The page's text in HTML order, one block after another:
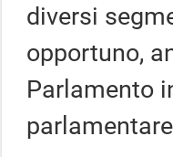
diversi
opportuno,
Parlamento